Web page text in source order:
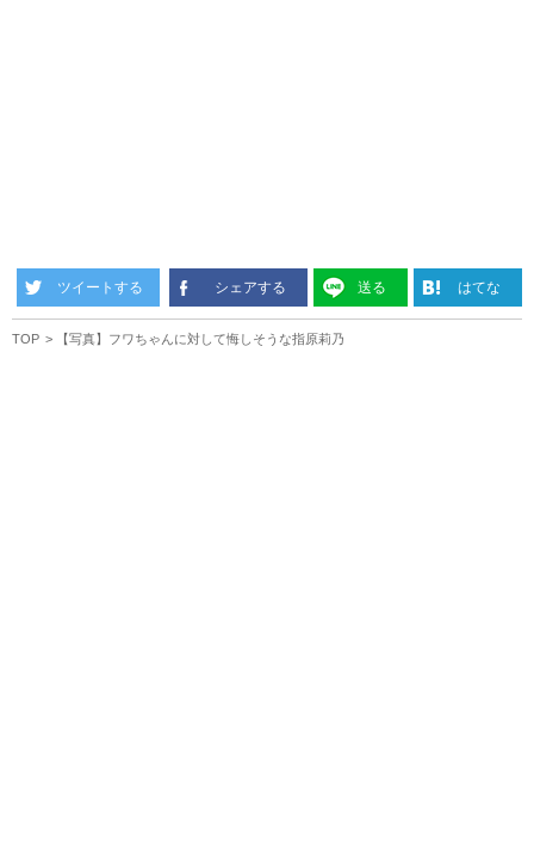
ツイートする シェアする 送る はてな
TOP 【写真】フワちゃんに対して悔しそうな指原莉乃